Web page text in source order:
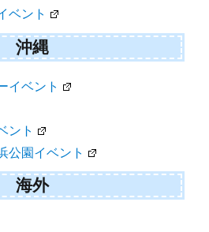
ベント
沖縄
イベント
ント
公園イベント
海外